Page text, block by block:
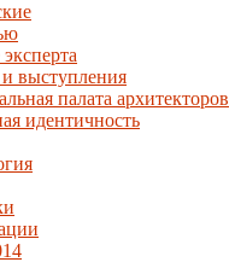
выступления
палата архитекторов
идентичность